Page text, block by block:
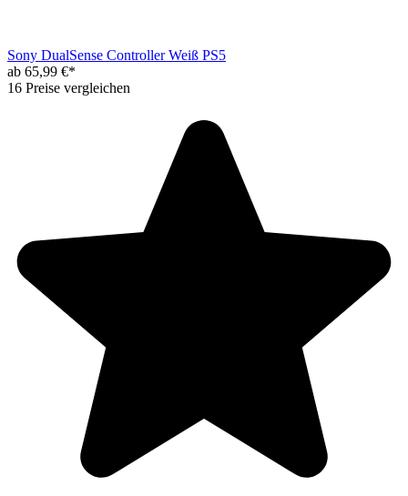
Sony DualSense Controller Weiß PS5
ab 65,99 €*
16 Preise vergleichen